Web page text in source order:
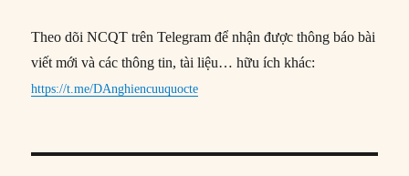
Theo dõi NCQT trên Telegram để nhận được thông báo bài
viết mới và các thông tin, tài liệu… hữu ích khác:
https://t.me/DAnghiencuuquocte